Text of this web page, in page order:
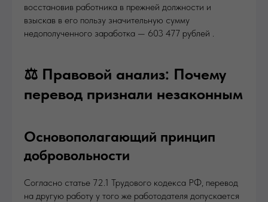
восстановив работника в прежней должности и
взыскав в его пользу значительную сумму
недополученного заработка — 603 477 рублей .
⚖️ Правовой анализ: Почему
перевод признали незаконным
Основополагающий принцип
добровольности
Согласно статье 72.1 Трудового кодекса РФ, перевод
на другую работу у того же работодателя допускается